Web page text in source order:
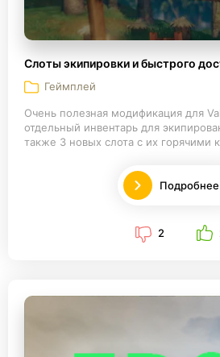
Слоты экипировки и быстрого
Геймплей
Очень полезная модификация для
отдельный инвентарь для
также 3 новых слота с их горячими
Подробнее
2